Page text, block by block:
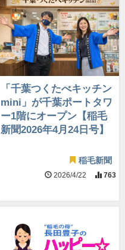
「千葉つくたべキッチン
mini」が千葉ポートタワ
ー1階にオープン【稲毛
新聞2026年4月24日号】
稲毛新聞
2026/4/22 763